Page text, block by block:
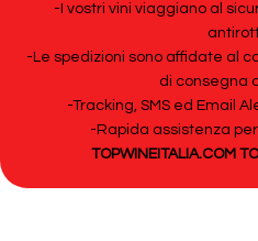
-I vostri vini viaggiano al
-Le spedizioni sono affidate al
di consegna
-Tracking, SMS ed Email
-Rapida assistenza
TOPWINEITALIA.COM